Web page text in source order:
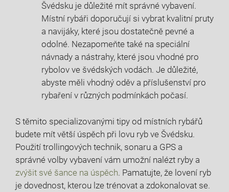
Švédsku‌ je důležité mít ​správné vybavení.
Místní rybáři doporučují si vybrat kvalitní pruty‍
a navijáky, které jsou dostatečně ‌pevné a
odolné. Nezapomeňte také ​na speciální
návnady a nástrahy, které jsou vhodné ⁤pro
rybolov ve‍ švédských vodách. Je důležité,
abyste měli vhodný ​oděv a⁢ příslušenství ⁤pro
rybaření v různých​ podmínkách počasí.
S těmito specializovanými tipy od místních‍ rybářů
budete‌ mít větší úspěch při lovu ryb ve Švédsku.
⁣Použití ​trollingových technik, sonaru a ​GPS ⁣a
správné volby⁤ vybavení vám umožní nalézt‌ ryby a‍
zvýšit své šance ⁤na úspěch. Pamatujte, že ​lovení ryb
je dovednost, kterou lze trénovat‍ a zdokonalovat se.‍